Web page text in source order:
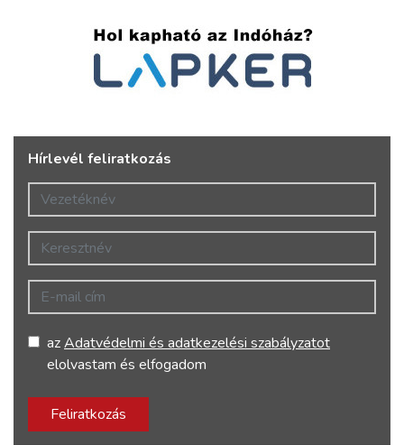
Hírlevél feliratkozás
Vezetéknév
Keresztnév
E-mail cím
azAdatvédelmi és adatkezelési szabályzatot
elolvastam és elfogadom
Feliratkozás